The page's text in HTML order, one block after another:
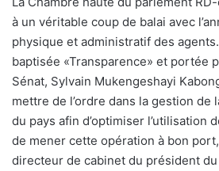
à un véritable coup de balai avec
physique et administratif des
baptisée «Transparence» et portée
Sénat, Sylvain Mukengeshayi
mettre de l’ordre dans la gestion
du pays afin d’optimiser l’utilisation
de mener cette opération à bon
directeur de cabinet du président